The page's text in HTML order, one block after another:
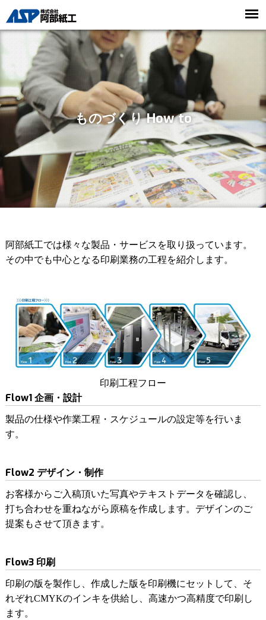
ものづくり How to
阿部紙工では様々な製品・サービスを取り扱っています。
その中でも中心となる印刷業務の工程を紹介します。
印刷工程フロー
Flow1 企画・設計
製品の仕様や作業工程・スケジュールの設定等を行いま
す。
Flow2 デザイン・制作
お客様からご入稿頂いた写真やテキストデータを確認し、
打ち合わせを重ねながら原稿を作成します。デザインのご
提案もさせて頂きます。
Flow3 印刷
印刷の版を製作し、作成した版を印刷機にセットして、そ
れぞれCMYKのインキを供給し、高速かつ高精度で印刷し
ます。